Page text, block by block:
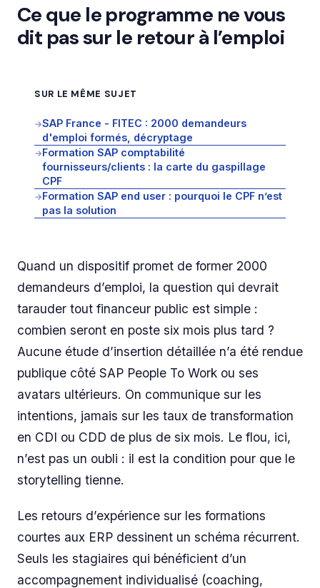
Ce que le programme ne vous
dit pas sur le retour à l’emploi
SUR LE MÊME SUJET
→SAP France - FITEC : 2000 demandeurs
d'emploi formés, décryptage
→Formation SAP comptabilité
fournisseurs/clients : la carte du gaspillage
CPF
→Formation SAP end user : pourquoi le CPF n’est
pas la solution
Quand un dispositif promet de former 2000
demandeurs d’emploi, la question qui devrait
tarauder tout financeur public est simple :
combien seront en poste six mois plus tard ?
Aucune étude d’insertion détaillée n’a été rendue
publique côté SAP People To Work ou ses
avatars ultérieurs. On communique sur les
intentions, jamais sur les taux de transformation
en CDI ou CDD de plus de six mois. Le flou, ici,
n’est pas un oubli : il est la condition pour que le
storytelling tienne.
Les retours d’expérience sur les formations
courtes aux ERP dessinent un schéma récurrent.
Seuls les stagiaires qui bénéficient d’un
accompagnement individualisé (coaching,